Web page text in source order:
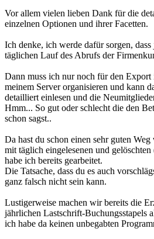
Vor allem vielen lieben Dank für die
einzelnen Optionen und ihrer Facetten.
Ich denke, ich werde dafür sorgen,
täglichen Lauf des Abrufs der
Dann muss ich nur noch für den
meinem Server organisieren und kann
detailliert einlesen und die
Hmm... So gut oder schlecht die den
schon sagst..
Da hast du schon einen sehr guten
mit täglich eingelesenen und
habe ich bereits gearbeitet.
Die Tatsache, dass du es auch
ganz falsch nicht sein kann.
Lustigerweise machen wir bereits die
jährlichen Lastschrift-Buchungsstapels
ich habe da keinen unbegabten